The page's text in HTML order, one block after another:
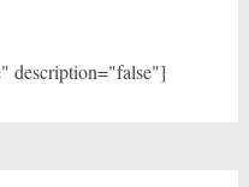
description="false"]